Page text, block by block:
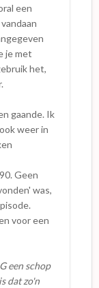
een
je met
het,
gaande. Ik
weer in
Geen
was,
voor een
een schop
dat zo'n